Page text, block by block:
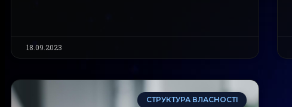
18.09.2023
СТРУКТУРА ВЛАСНОСТІ